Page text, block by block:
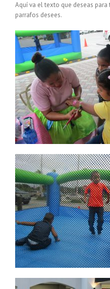
Aquí va el texto que deseas para
parrafos desees.